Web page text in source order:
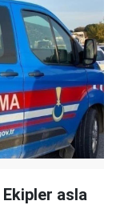
Ekipler asla